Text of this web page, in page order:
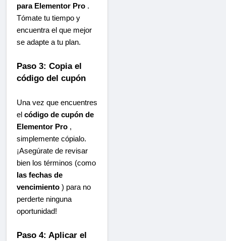
para Elementor Pro .
Tómate tu tiempo y
encuentra el que mejor
se adapte a tu plan.
Paso 3: Copia el
código del cupón
Una vez que encuentres
el código de cupón de
Elementor Pro ,
simplemente cópialo.
¡Asegúrate de revisar
bien los términos (como
las fechas de
vencimiento ) para no
perderte ninguna
oportunidad!
Paso 4: Aplicar el